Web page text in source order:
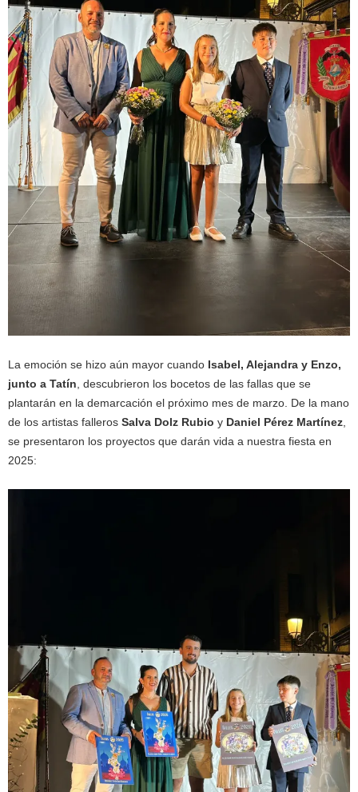
La emoción se hizo aún mayor cuando Isabel, Alejandra y Enzo,
junto a Tatín , descubrieron los bocetos de las fallas que se
plantarán en la demarcación el próximo mes de marzo. De la mano
de los artistas falleros Salva Dolz Rubio y Daniel Pérez Martínez
se presentaron los proyectos que darán vida a nuestra fiesta en
2025: